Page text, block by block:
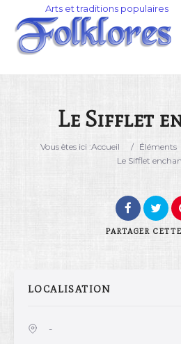
Catégorie
Le Sifflet
Vous êtes ici :Accueil / Éléments
Le Sifflet
PARTAGER
LOCALISATION
-